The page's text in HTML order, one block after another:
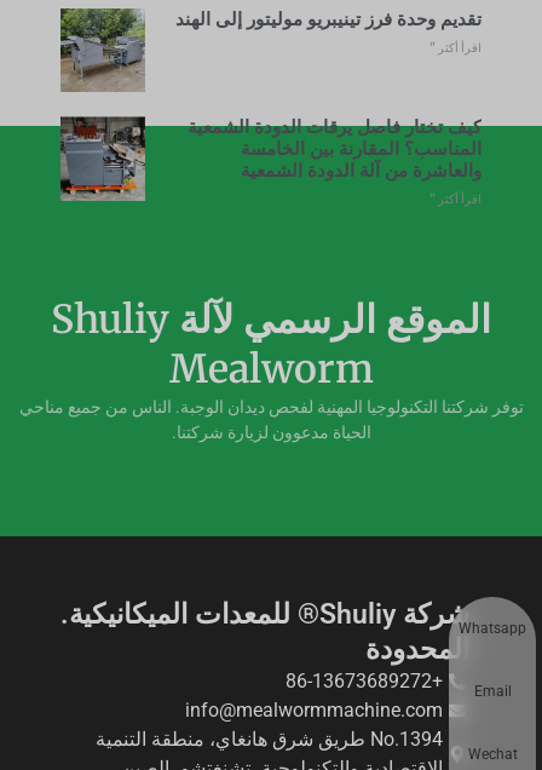
تقديم وحدة فرز تينيبريو موليتور إلى الهند
اقرأ أكثر "
كيف تختار فاصل يرقات الدودة الشمعية
المناسب؟ المقارنة بين الخامسة
والعاشرة من آلة الدودة الشمعية
اقرأ أكثر "
الموقع الرسمي لآلة Shuliy
Mealworm
توفر شركتنا التكنولوجيا المهنية لفحص ديدان الوجبة. الناس من جميع مناحي
الحياة مدعوون لزيارة شركتنا.
شركة Shuliy® للمعدات الميكانيكية.
المحدودة
+86-13673689272
info@mealwormmachine.com
No.1394 طريق شرق هانغاي، منطقة التنمية
Whatsapp
Email
Wechat